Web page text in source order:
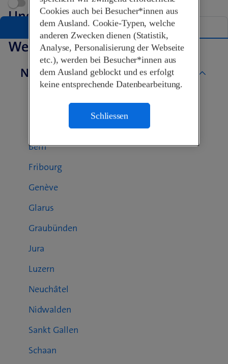
Swisscom World Partner
Unsere Shops in Porrentruy
Liste Karte
Weitere Swisscom Shops
Nach Kanton
Aargau
Basel-Landschaft
Basel-Stadt
Bern
Fribourg
Genève
Glarus
Graubünden
Jura
Luzern
Neuchâtel
Nidwalden
Sankt Gallen
Schaan
Cookies auch bei Besucher*innen aus
dem Ausland. Cookie-Typen, welche
anderen Zwecken dienen (Statistik,
Analyse, Personalisierung der Webseite
etc.), werden bei Besucher*innen aus
dem Ausland geblockt und es erfolgt
keine entsprechende Datenbearbeitung.
Schliessen